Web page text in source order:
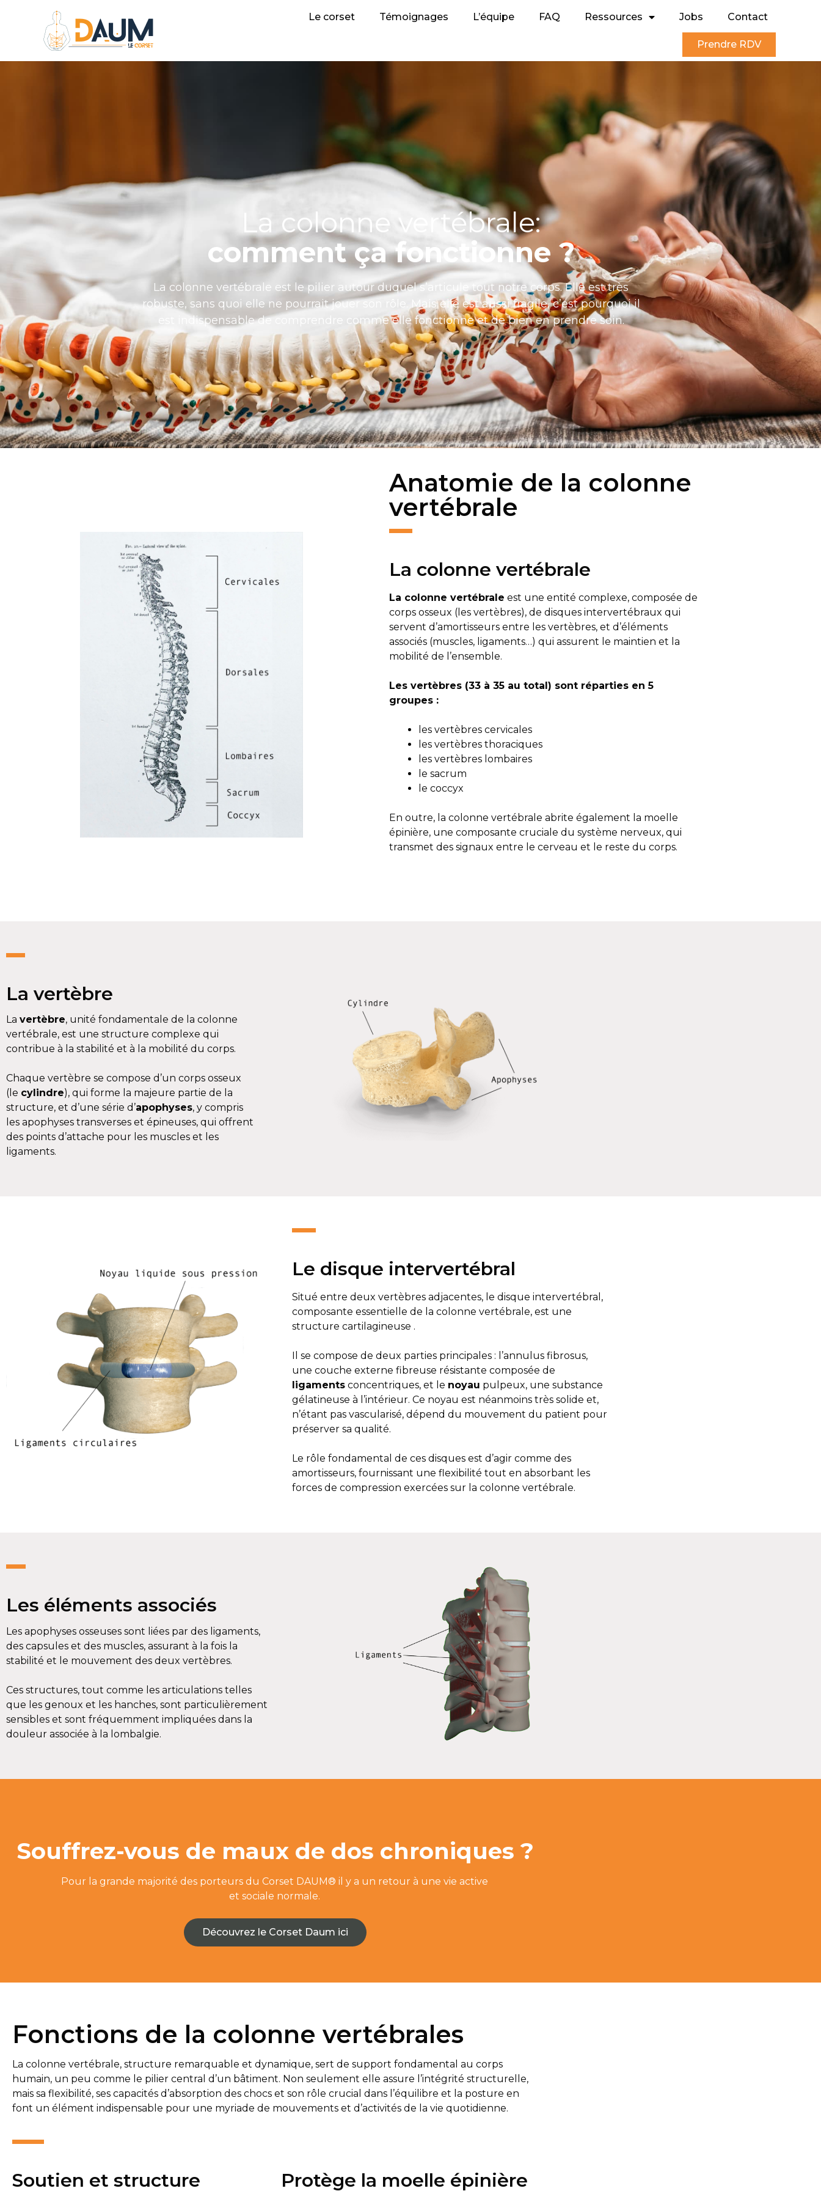
Le corset Témoignages L’équipe FAQ Ressources Jobs Contact
Prendre RDV
La colonne vertébrale:
comment ça fonctionne ?
La colonne vertébrale est le pilier autour duquel s’articule tout notre corps.Elle est très
robuste, sans quoi elle ne pourrait jouer son rôle. Mais elle est aussi fragile, c’est pourquoi il
est indispensable de comprendre comme elle fonctionne et de bien en prendre soin.
Anatomie de la colonne
vertébrale
La colonne vertébrale
La colonne vertébrale est une entité complexe,composée de
corps osseux (les vertèbres), de disques intervertébraux qui
servent d’amortisseurs entre les vertèbres, et d’éléments
associés (muscles, ligaments…) qui assurent le maintien et la
mobilité de l’ensemble.
Les vertèbres (33 à 35 au total) sont réparties en 5
groupes :
les vertèbres cervicales
les vertèbres thoraciques
les vertèbres lombaires
le sacrum
le coccyx
En outre, la colonne vertébrale abrite également la moelle
épinière, une composante cruciale du système nerveux, qui
transmet des signaux entre le cerveau et le reste du corps.
La vertèbre
La vertèbre, unité fondamentale de la colonne
vertébrale, est une structure complexe qui
contribue à la stabilité et à la mobilité du corps.
Chaque vertèbre se compose d’un corps osseux
(le cylindre), qui forme la majeure partie de la
structure, et d’une série d’apophyses, y compris
les apophyses transverses et épineuses, qui offrent
des points d’attache pour les muscles et les
ligaments.
Le disque intervertébral
Situé entre deux vertèbres adjacentes, le disque intervertébral,
composante essentielle de la colonne vertébrale, est une
structure cartilagineuse .
Il se compose de deux parties principales : l’annulus fibrosus,
une couche externe fibreuse résistante composée de
ligaments concentriques, et le noyau pulpeux, une substance
gélatineuse à l’intérieur. Ce noyau est néanmoins très solide et,
n’étant pas vascularisé, dépend du mouvement du patient pour
préserver sa qualité.
Le rôle fondamental de ces disques est d’agir comme des
amortisseurs, fournissant une flexibilité tout en absorbant les
forces de compression exercées sur la colonne vertébrale.
Les éléments associés
Les apophyses osseuses sont liées par des ligaments,
des capsules et des muscles, assurant à la fois la
stabilité et le mouvement des deux vertèbres.
Ces structures, tout comme les articulations telles
que les genoux et les hanches, sont particulièrement
sensibles et sont fréquemment impliquées dans la
douleur associée à la lombalgie.
Souffrez-vous de maux de dos chroniques ?
Pour la grande majorité des porteurs du Corset DAUM® il y a un retour à une vie active
et sociale normale.
Découvrez le Corset Daum ici
Fonctions de la colonne vertébrales
La colonne vertébrale, structure remarquable et dynamique, sert de support fondamental au corps
humain, un peu comme le pilier central d’un bâtiment. Non seulement elle assure l’intégrité structurelle,
mais sa flexibilité, ses capacités d’absorption des chocs et son rôle crucial dans l’équilibre et la posture en
font un élément indispensable pour une myriade de mouvements et d’activités de la vie quotidienne.
Soutien et structure Protège la moelle épinière